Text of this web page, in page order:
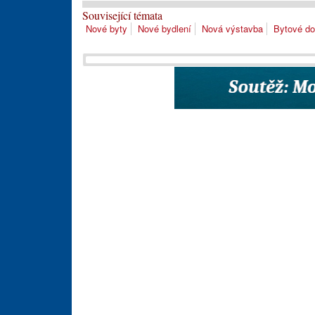
Související témata
Nové byty Nové bydlení Nová výstavba Bytové